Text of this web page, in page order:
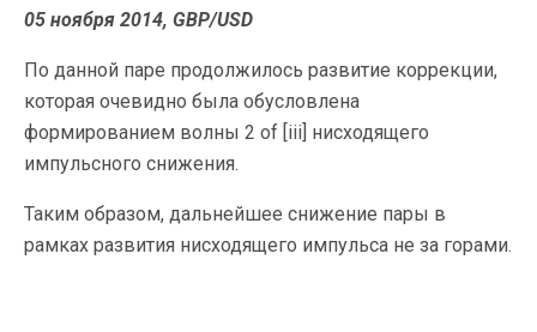
05 ноября 2014, GBP/USD
По данной паре продолжилось развитие коррекции,
которая очевидно была обусловлена
формированием волны 2 of [iii] нисходящего
импульсного снижения.
Таким образом, дальнейшее снижение пары в
рамках развития нисходящего импульса не за горами.